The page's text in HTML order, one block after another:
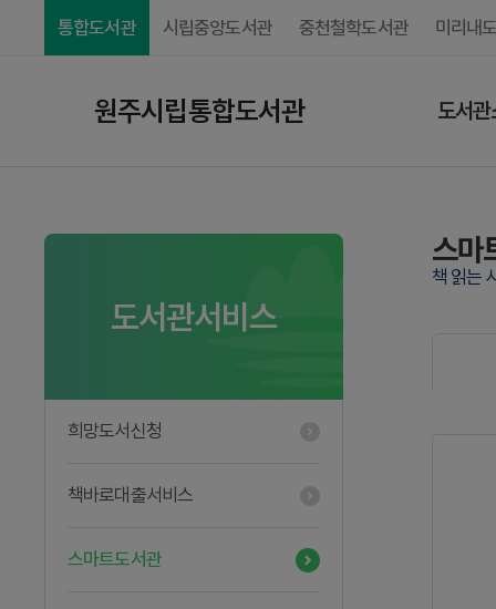
원주시립통합도서관
통합도서관 시립중앙도서관 중천철학도서관 미리내
도서
도서관서비스
희망도서신청
책바로대출서비스
스마트도서관
스마
책 읽는